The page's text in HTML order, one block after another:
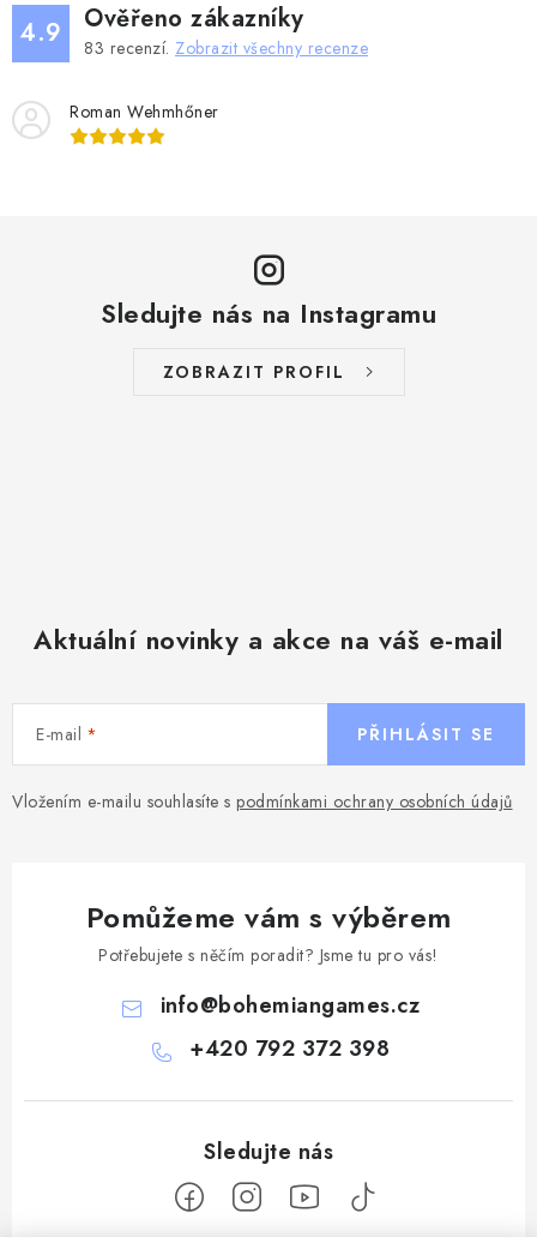
4.9 Ověřeno zákazníky
83 recenzí. Zobrazit všechny recenze
Roman Wehmhőner
Sledujte nás na Instagramu
ZOBRAZIT PROFIL
Aktuální novinky a akce na váš e-mail
E-mail
Vložením e-mailu souhlasíte s podmínkami ochrany osobních údajů
PŘIHLÁSIT SE
Pomůžeme vám s výběrem
Potřebujete s něčím poradit? Jsme tu pro vás!
info@bohemiangames.cz
+420 792 372 398